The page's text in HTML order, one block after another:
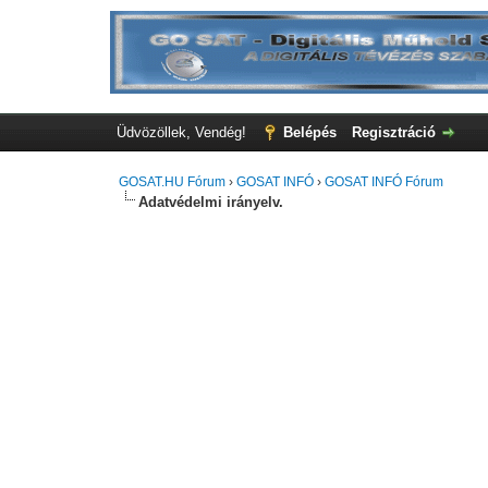
Üdvözöllek, Vendég! Belépés Regisztráció
GOSAT.HU Fórum ›GOSAT INFÓ ›GOSAT INFÓ Fórum
Adatvédelmi irányelv.